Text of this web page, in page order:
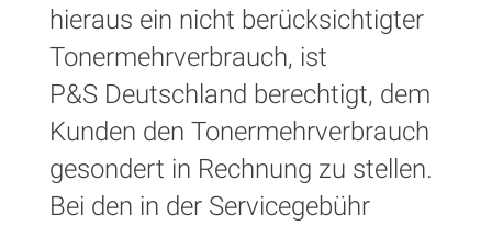
hieraus ein nicht berücksichtigter
Tonermehrverbrauch, ist
P&S Deutschland berechtigt, dem
Kunden den Tonermehrverbrauch
gesondert in Rechnung zu stellen.
Bei den in der Servicegebühr